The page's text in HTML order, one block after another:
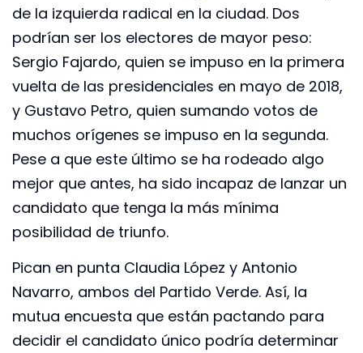
de la izquierda radical en la ciudad. Dos
podrían ser los electores de mayor peso:
Sergio Fajardo, quien se impuso en la primera
vuelta de las presidenciales en mayo de 2018,
y Gustavo Petro, quien sumando votos de
muchos orígenes se impuso en la segunda.
Pese a que este último se ha rodeado algo
mejor que antes, ha sido incapaz de lanzar un
candidato que tenga la más mínima
posibilidad de triunfo.
Pican en punta Claudia López y Antonio
Navarro, ambos del Partido Verde. Así, la
mutua encuesta que están pactando para
decidir el candidato único podría determinar